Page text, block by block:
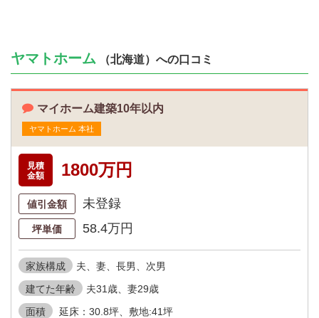
ヤマトホーム （北海道）への口コミ
マイホーム建築10年以内
ヤマトホーム 本社
見積
金額
1800万円
値引金額 未登録
坪単価 58.4万円
家族構成
夫、妻、長男、次男
建てた年齢
夫31歳、妻29歳
面積
延床：30.8坪、敷地:41坪